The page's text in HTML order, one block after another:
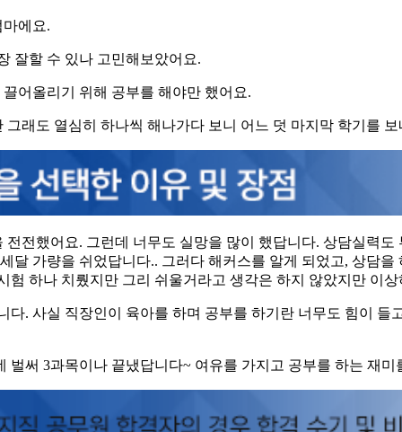
에요.
잘할 수 있나 고민해보았어요.
어올리기 위해 공부를 해야만 했어요.
래도 열심히 하나씩 해나가다 보니 어느 덧 마지막 학기를
전했어요. 그런데 너무도 실망을 많이 했답니다. 상담실력
달 가량을 쉬었답니다.. 그러다 해커스를 알게 되었고, 상담
하나 치뤘지만 그리 쉬울거라고 생각은 하지 않았지만 이
. 사실 직장인이 육아를 하며 공부를 하기란 너무도 힘이
써 3과목이나 끝냈답니다~ 여유를 가지고 공부를 하는 재